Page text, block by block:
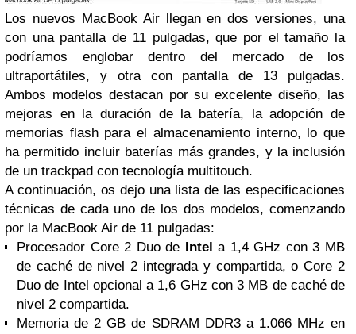
Los nuevos MacBook Air llegan endos versiones, una
con una pantalla de 11 pulgadas, que por el tamaño la
podríamos englobar dentro del mercado de los
ultraportátiles, y otra con pantalla de 13 pulgadas.
Ambos modelos destacan por su excelente diseño, las
mejoras en la duración de la batería, la adopción de
memorias flashpara el almacenamiento interno, lo que
ha permitido incluir baterías más grandes, y la inclusión
de un trackpad con tecnología multitouch.
A continuación, os dejo una lista de las especificaciones
técnicas de cada uno de los dos modelos, comenzando
por la MacBook Air de 11 pulgadas:
Procesador Core 2 Duo de Intel a 1,4 GHz con 3 MB
de caché de nivel 2 integrada y compartida, o Core 2
Duo de Intel opcional a 1,6 GHz con 3 MB de caché de
nivel 2 compartida.
Memoria de 2 GB de SDRAM DDR3 a 1.066 MHz en